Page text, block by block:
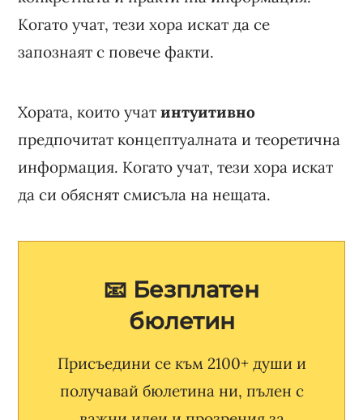
Когато учат, тези хора искат да се
запознаят с повече факти.
Хората, които учатинтуитивно
предпочитат концептуалната и теоретична
информация. Когато учат, тези хора искат
да си обяснят смисъла на нещата.
📧 Безплатен
бюлетин
Присъедини се към 2100+ души и
получавай бюлетина ни, пълен с